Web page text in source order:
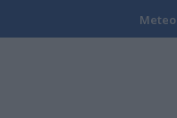
Meteo